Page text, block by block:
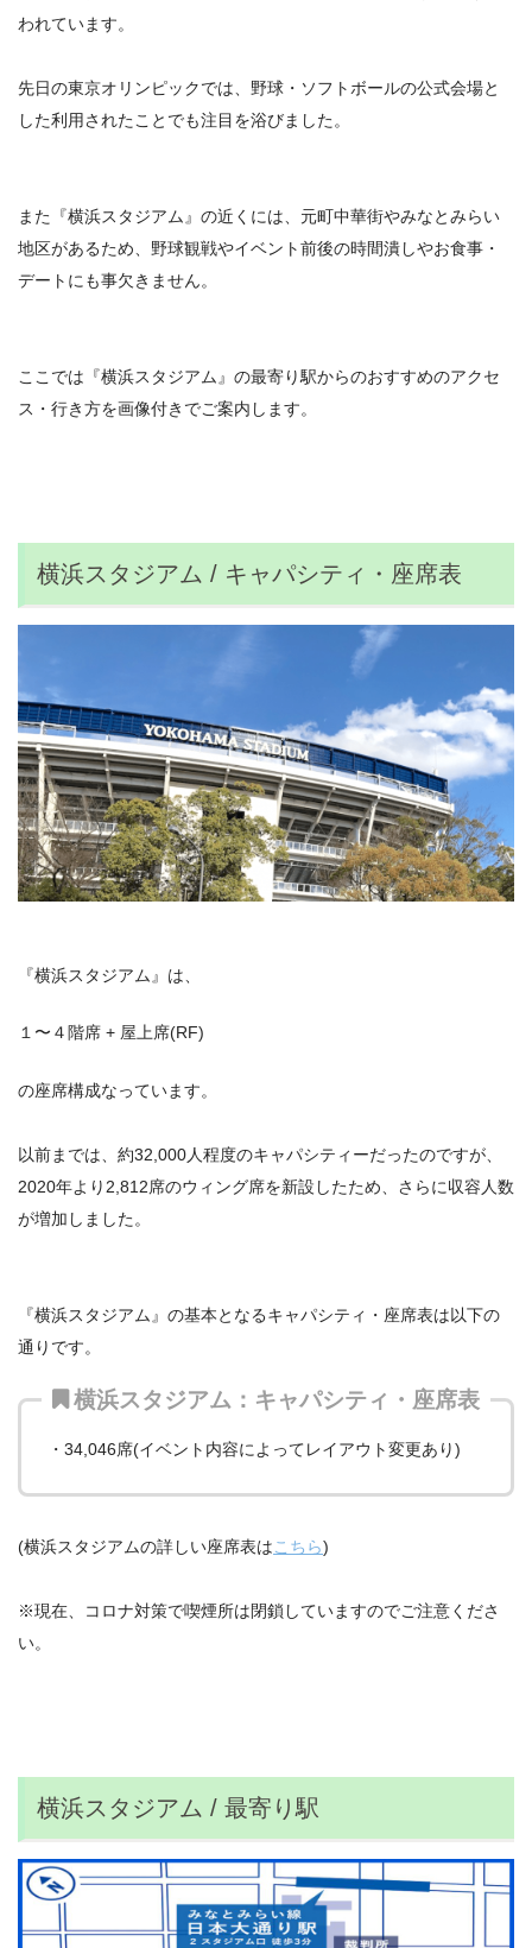
われています。
先日の東京オリンピックでは、野球・ソフトボールの公式会場と
した利用されたことでも注目を浴びました。
また『横浜スタジアム』の近くには、元町中華街やみなとみらい
地区があるため、野球観戦やイベント前後の時間潰しやお食事・
デートにも事欠きません。
ここでは『横浜スタジアム』の最寄り駅からのおすすめのアクセ
ス・行き方を画像付きでご案内します。
横浜スタジアム / キャパシティ・座席表
『横浜スタジアム』は、
１〜４階席 + 屋上席(RF)
の座席構成なっています。
以前までは、約32,000人程度のキャパシティーだったのですが、
2020年より2,812席のウィング席を新設したため、さらに収容人数
が増加しました。
『横浜スタジアム』の基本となるキャパシティ・座席表は以下の
通りです。
横浜スタジアム：キャパシティ・座席表
・34,046席(イベント内容によってレイアウト変更あり)
(横浜スタジアムの詳しい座席表はこちら)
※現在、コロナ対策で喫煙所は閉鎖していますのでご注意くださ
い。
横浜スタジアム / 最寄り駅